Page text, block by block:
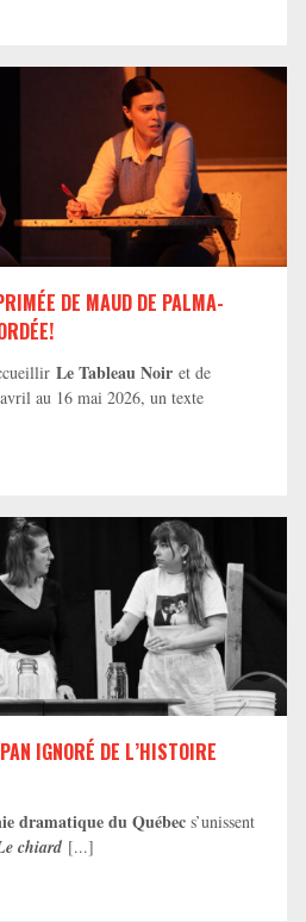
DE MAUD DE PALMA-
Le Tableau Noir et de
au 16 mai 2026, un texte
IGNORÉ DE L’HISTOIRE
dramatique du Québec s’unissent
chiard [...]